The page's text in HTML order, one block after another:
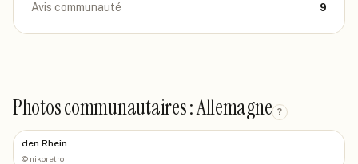
Avis communauté 9
Photos communautaires : Allemagne ?
den Rhein
© nikoretro